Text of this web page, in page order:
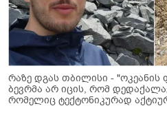
რაზე დგას თბილისი - "ოკეანის
ბევრმა არ იცის, რომ
რომელიც ტექტონიკურად